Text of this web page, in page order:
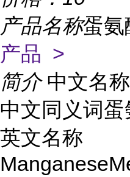
产品名称蛋氨
产品 >
简介 中文名
中文同义词蛋
英文名称